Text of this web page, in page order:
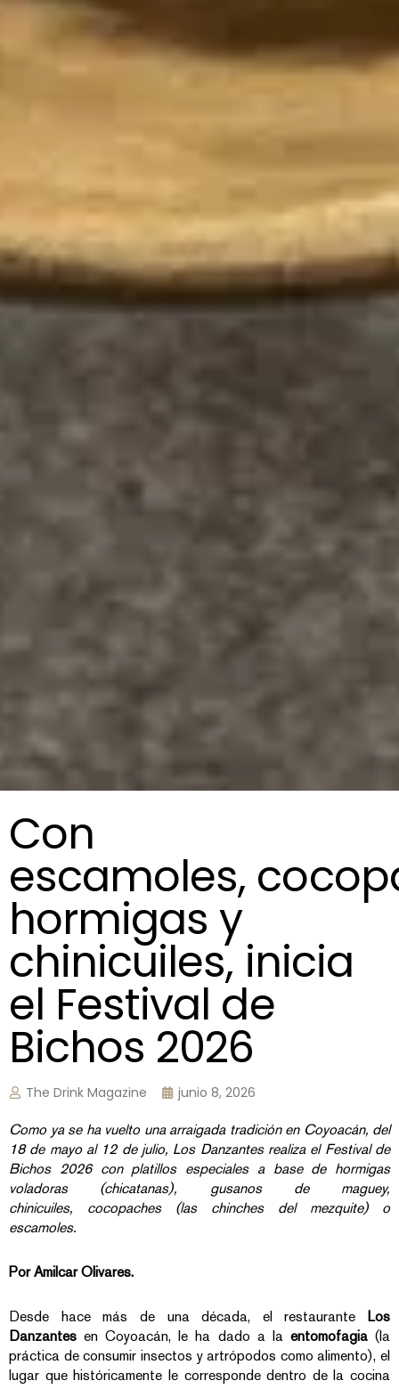
Con
escamoles,
hormigas y
chinicuiles, inicia
el Festival de
Bichos 2026
The Drink Magazine junio 8, 2026
Como ya se ha vuelto una arraigada tradición en Coyoacán, del
18 de mayo al 12 de julio, Los Danzantes realiza el Festival de
Bichos 2026 con platillos especiales a base de hormigas
voladoras (chicatanas), gusanos de maguey,
chinicuiles, cocopaches (las chinches del mezquite) o
escamoles.
Por Amilcar Olivares.
Desde hace más de una década, el restaurante Los
Danzantes en Coyoacán, le ha dado a la entomofagia(la
práctica de consumir insectos y artrópodos como alimento), el
lugar que históricamente le corresponde dentro de la cocina